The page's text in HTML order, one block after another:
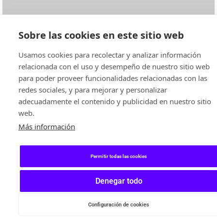
Sobre las cookies en este sitio web
Usamos cookies para recolectar y analizar información
relacionada con el uso y desempeño de nuestro sitio web
para poder proveer funcionalidades relacionadas con las
redes sociales, y para mejorar y personalizar
adecuadamente el contenido y publicidad en nuestro sitio
web.
Más información
Permitir todas las cookies
Denegar todo
Configuración de cookies